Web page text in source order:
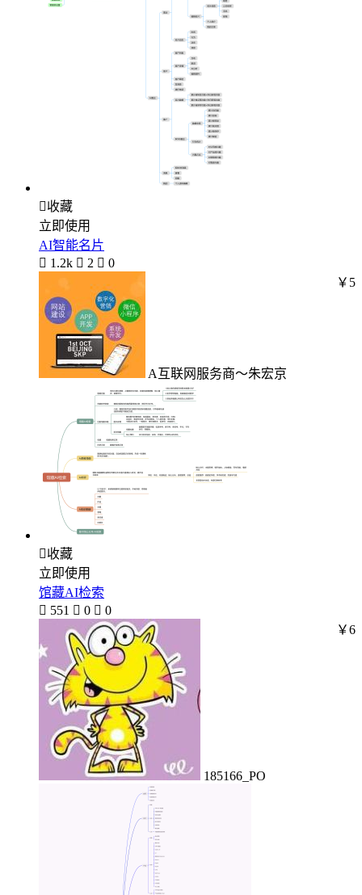
收藏
立即使用
AI智能名片
 1.2k  2  0
A互联网服务商～朱宏京
￥5
收藏
立即使用
馆藏AI检索
 551  0  0
185166_PO
￥6